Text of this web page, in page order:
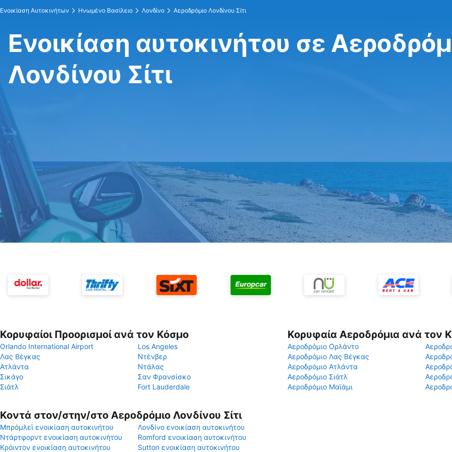
Ενοικίαση Αυτοκινήτων Ηνωμένο Βασίλειο Λονδίνο Αεροδρόμιο Λονδίνου Σίτι
Ενοικίαση αυτοκινήτου σε
Λονδίνου Σίτι
Κορυφαίοι Προορισμοί ανά τον Κόσμο
Orlando International Airport
Los Angeles
Λας Βέγκας
Ντένβερ
Ατλάντα
Ντάλας
Σικάγο
Σαν Φρανσίσκο
Σιάτλ
Fort Lauderdale
Κορυφαία Αεροδρόμια ανά τον
Αεροδρόμιο Ορλάντο
Αεροδρόμιο Λας Βέγκας
Αεροδρόμιο Ατλάντα
Αεροδρόμιο Σιάτλ
Αεροδρόμιο Μαϊάμι
Κοντά στον/στην/στο Αεροδρόμιο Λονδίνου Σίτι
Μπρόμλεϊ ενοικίαση αυτοκινήτου
Λονδίνο ενοικίαση αυτοκινήτου
Ντάρτφορντ ενοικίαση αυτοκινήτου
Romford ενοικίαση αυτοκινήτου
Κρόιντον ενοικίαση αυτοκινήτου
Sutton ενοικίαση αυτοκινήτου